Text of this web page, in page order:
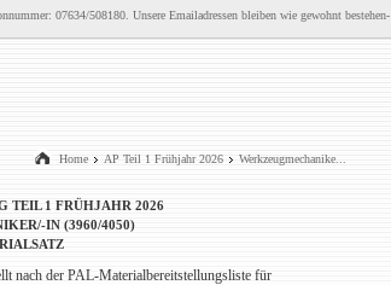
07634/508180. Unsere Emailadressen bleiben wie gewohnt bestehen-
Home AP Teil 1 Frühjahr 2026 Werkzeugmechanike...
TEIL 1 FRÜHJAHR 2026
IN (3960/4050)
nach der PAL-Materialbereitstellungsliste für